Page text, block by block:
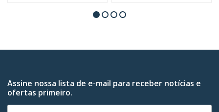
Assine nossa lista de e-mail para receber notícias e
ofertas primeiro.